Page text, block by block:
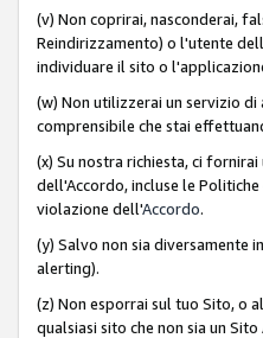
(v) Non coprirai, nasconderai,
Reindirizzamento) o l'utente
individuare il sito o
(w) Non utilizzerai un servizio
comprensibile che stai
(x) Su nostra richiesta, ci
dell'Accordo, incluse le
violazione dell'Accordo.
(y) Salvo non sia diversamente
alerting).
(z) Non esporrai sul tuo Sito, o
qualsiasi sito che non sia un